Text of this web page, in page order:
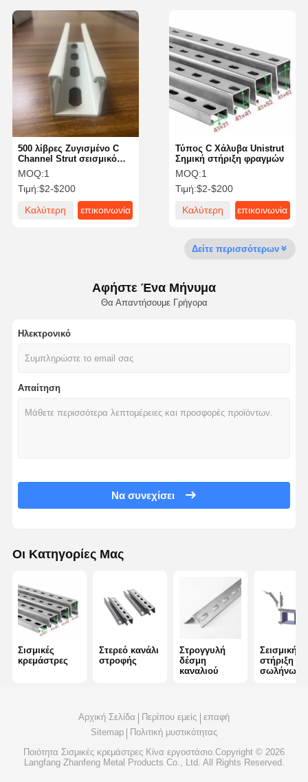
Σπίτι Προϊόντα Βίντεο
Σχετικά Με
Επισκέψεις
Έλεγχος
Επικοινωνήσ
Ειδήσεις
Σισμικές κρεμάστρες
Στερεό κανάλι στροφής
Στρογγυλή δέσμη καναλιού
4 Δρόμος Σημικού Φραγματισμού
Τραπέζι καλωδίων διαδρομής
Συσκευές για καλώδια
Σιδηροδρομικές θήκες ηλιακών συλλεκτών
Συσκευές ηλιακής τοποθέτησης
Τύπος C Χάλυβα Unistrut
Σημική στήριξη φραγμών
MOQ:1
Τιμή:$2-$200
Καλύτερη
επικοινωνία
500 λίβρες Ζυγισμένο C
Channel Strut σεισμικό
σωλήνα υποστηρίζει 4
ίντσες
MOQ:1
Τιμή:$2-$200
Καλύτερη
επικοινωνία
Δείτε περισσότερων
Αφήστε Ένα Μήνυμα
Θα Απαντήσουμε Γρήγορα
Ηλεκτρονικό
Απαίτηση
Να συνεχίσει
Οι Κατηγορίες Μας
Σισμικές
κρεμάστρες
Στερεό κανάλι
στροφής
Στρογγυλή
δέσμη
καναλιού
Σεισμική
στήριξη
σωλήνων
Αρχική Σελίδα Περίπου εμείς
επαφή
Sitemap
Πολιτική μυστικότητας
Ποιότητα Σισμικές κρεμάστρες Κίνα εργοστάσιο.Copyright © 2026
Langfang Zhanfeng Metal Products Co., Ltd. All Rights Reserved.